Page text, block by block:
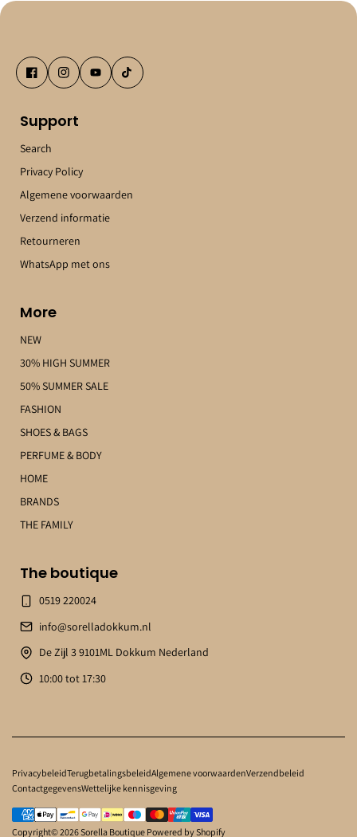
Support
Search
Privacy Policy
Algemene voorwaarden
Verzend informatie
Retourneren
WhatsApp met ons
More
NEW
30% HIGH SUMMER
50% SUMMER SALE
FASHION
SHOES & BAGS
PERFUME & BODY
HOME
BRANDS
THE FAMILY
The boutique
0519 220024
info@sorelladokkum.nl
De Zijl 3 9101ML Dokkum Nederland
10:00 tot 17:30
PrivacybeleidTerugbetalingsbeleidAlgemene voorwaardenVerzendbeleid
ContactgegevensWettelijke kennisgeving
Copyright© 2026Sorella Boutique Powered by Shopify